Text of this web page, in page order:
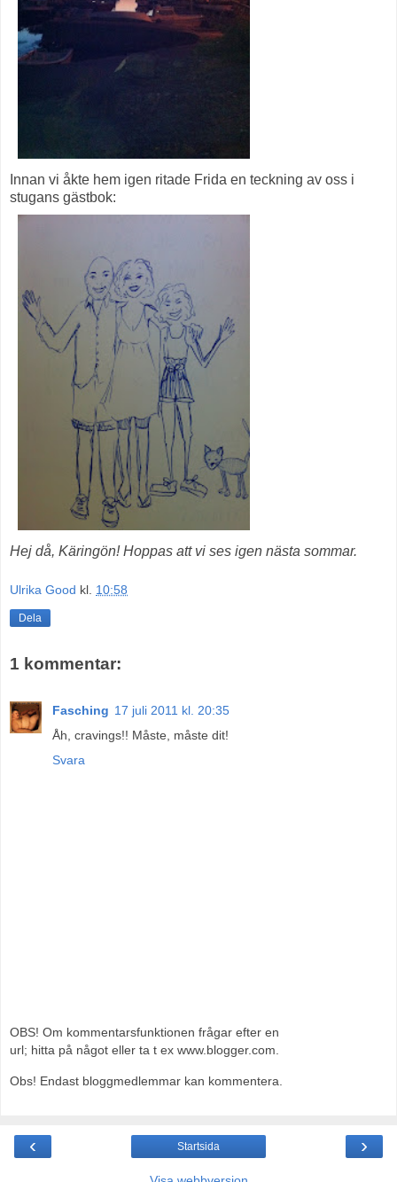
Innan vi åkte hem igen ritade Frida en teckning av oss i
stugans gästbok:
Hej då, Käringön! Hoppas att vi ses igen nästa sommar.
Ulrika Good kl. 10:58
Dela
1 kommentar:
Fasching 17 juli 2011 kl. 20:35
Åh, cravings!! Måste, måste dit!
Svara
OBS! Om kommentarsfunktionen frågar efter en
url; hitta på något eller ta t ex www.blogger.com.
Obs! Endast bloggmedlemmar kan kommentera.
‹ ›
Startsida